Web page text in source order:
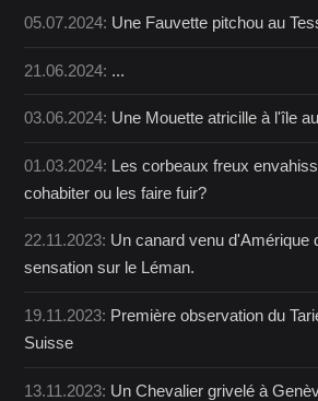
05.07.2024: Une Fauvette pitchou au
21.06.2024: ...
03.06.2024: Une Mouette atricille à l'île
01.03.2024: Les corbeaux freux
cohabiter ou les faire fuir?
22.11.2023: Un canard venu d'Amérique
sensation sur le Léman.
19.11.2023: Première observation du
Suisse
13.11.2023: Un Chevalier grivelé à